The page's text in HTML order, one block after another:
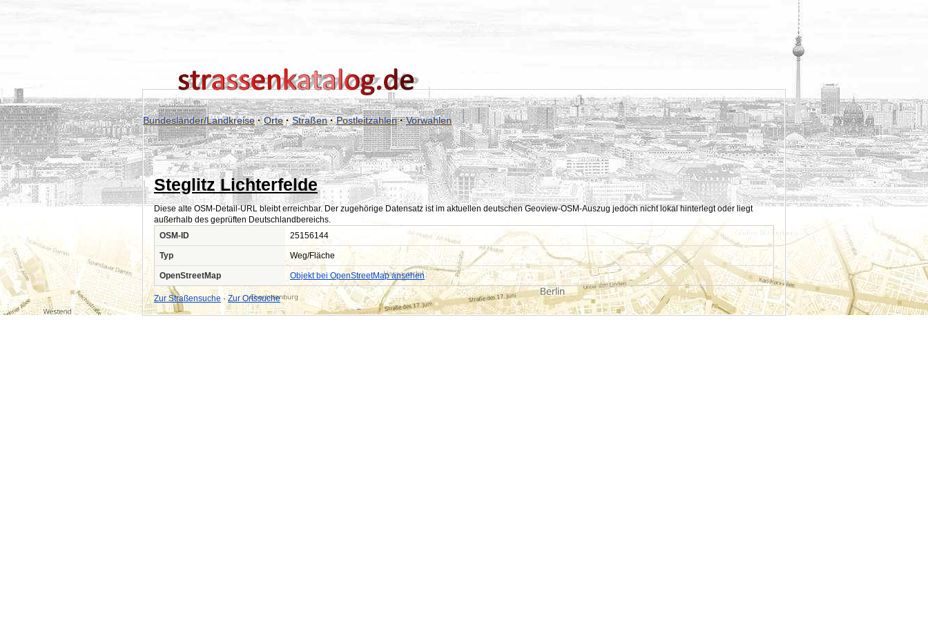
Bundesländer/Landkreise·Orte·Straßen·Postleitzahlen·Vorwahlen
Steglitz Lichterfelde
Diese alte OSM-Detail-URL bleibt erreichbar. Der zugehörige Datensatz ist im aktuellen deutschen Geoview-OSM-Auszug jedoch nicht lokal hinterlegt oder liegt
außerhalb des geprüften Deutschlandbereichs.
OSM-ID
25156144
Typ Weg/Fläche
OpenStreetMap Objekt bei OpenStreetMap ansehen
Zur Straßensuche · Zur Ortssuche